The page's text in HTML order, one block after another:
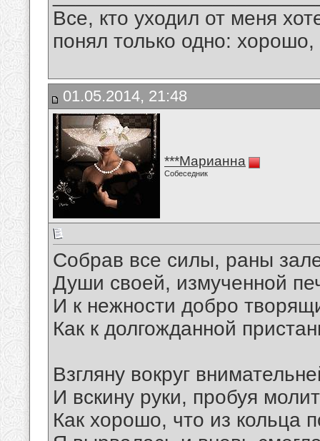
Все, кто уходил от меня
понял только одно:
01.05.2014, 21:48
***Марианна
Собеседник
Собрав все силы, раны
Души своей, измученной
И к нежности добро
Как к долгожданной
Взгляну вокруг
И вскину руки, пробуя
Как хорошо, что из кольца